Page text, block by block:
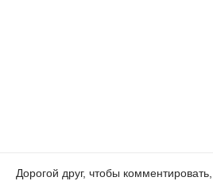
Дорогой друг, чтобы